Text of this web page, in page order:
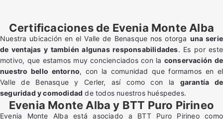
Certificaciones de Evenia Monte Alba
Nuestra ubicación en el Valle de Benasque nos otorga una serie
de ventajas y también algunas responsabilidades. Es por este
motivo, que estamos muy concienciados con la conservación de
nuestro bello entorno, con la comunidad que formamos en el
Valle de Benasque y Cerler, así como con la garantía de
seguridad y comodidad de todos nuestros huéspedes.
Evenia Monte Alba y BTT Puro Pirineo
Evenia Monte Alba está asociado a BTT Puro Pirineo como